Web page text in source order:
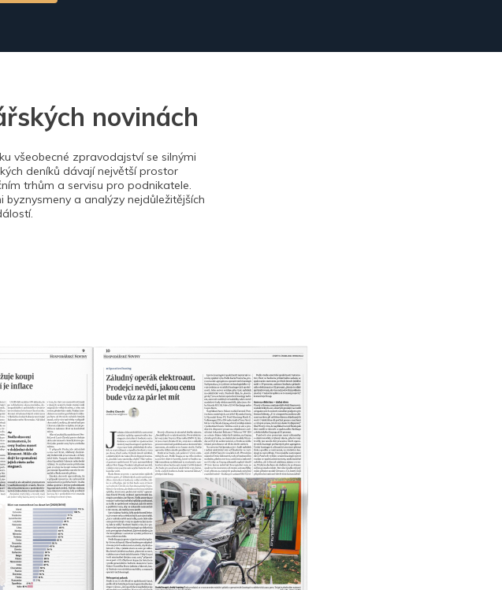
novinách
všeobecné zpravodajství se silnými
deníků dávají největší prostor
trhům a servisu pro podnikatele.
a analýzy nejdůležitějších